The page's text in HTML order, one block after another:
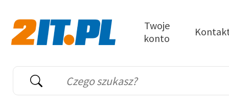
Wyszukiwarka
Słowo kluczowe
Twoje
konto